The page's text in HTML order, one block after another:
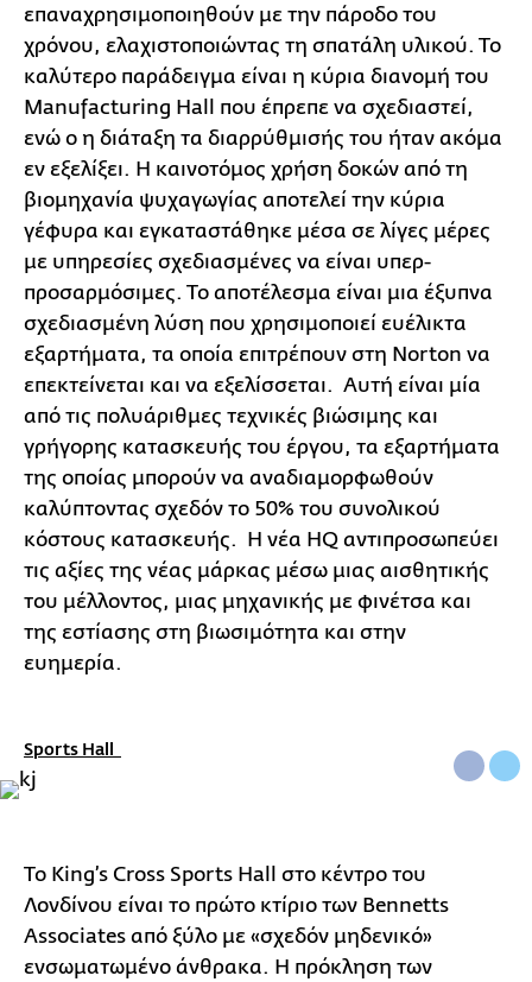
επαναχρησιμοποιηθούν με την πάροδο του
χρόνου, ελαχιστοποιώντας τη σπατάλη υλικού. Το
καλύτερο παράδειγμα είναι η κύρια διανομή του
Manufacturing Hall που έπρεπε να σχεδιαστεί,
ενώ ο η διάταξη τα διαρρύθμισής του ήταν ακόμα
εν εξελίξει. Η καινοτόμος χρήση δοκών από τη
βιομηχανία ψυχαγωγίας αποτελεί την κύρια
γέφυρα και εγκαταστάθηκε μέσα σε λίγες μέρες
με υπηρεσίες σχεδιασμένες να είναι υπερ-
προσαρμόσιμες. Το αποτέλεσμα είναι μια έξυπνα
σχεδιασμένη λύση που χρησιμοποιεί ευέλικτα
εξαρτήματα, τα οποία επιτρέπουν στη Norton να
επεκτείνεται και να εξελίσσεται. Αυτή είναι μία
από τις πολυάριθμες τεχνικές βιώσιμης και
γρήγορης κατασκευής του έργου, τα εξαρτήματα
της οποίας μπορούν να αναδιαμορφωθούν
καλύπτοντας σχεδόν το 50% του συνολικού
κόστους κατασκευής. Η νέα HQ αντιπροσωπεύει
τις αξίες της νέας μάρκας μέσω μιας αισθητικής
του μέλλοντος, μιας μηχανικής με φινέτσα και
της εστίασης στη βιωσιμότητα και στην
ευημερία.
Sports Hall
Το King’s Cross Sports Hall στο κέντρο του
Λονδίνου είναι το πρώτο κτίριο των Bennetts
Associates από ξύλο με «σχεδόν μηδενικό»
ενσωματωμένο άνθρακα. Η πρόκληση των